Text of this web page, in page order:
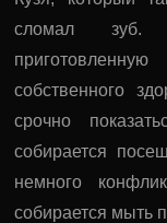
сломал зуб.
собственного
срочно
собирается
немного
собирается мыть